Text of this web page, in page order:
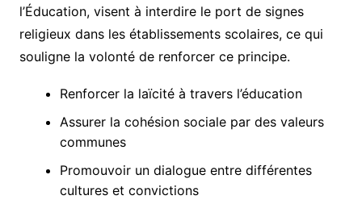
l’Éducation, visent à interdire le port de signes
religieux dans les établissements scolaires, ce qui
souligne la volonté de renforcer ce principe.
Renforcer la laïcité à travers l’éducation
Assurer la cohésion sociale par des valeurs
communes
Promouvoir un dialogue entre différentes
cultures et convictions